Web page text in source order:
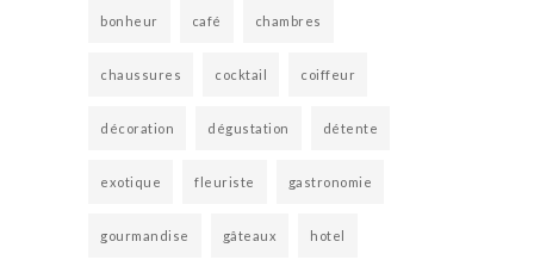
bonheur café chambres
chaussures cocktail coiffeur
décoration dégustation détente
exotique fleuriste gastronomie
gourmandise gâteaux hotel